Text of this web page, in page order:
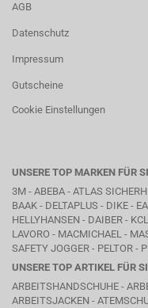
AGB
Datenschutz
Impressum
Gutscheine
Cookie Einstellungen
UNSERE TOP MARKEN FÜR
3M - ABEBA - ATLAS
BAAK - DELTAPLUS - DIKE -
HELLYHANSEN - DAIBER -
LAVORO - MACMICHAEL -
SAFETY JOGGER - PELTOR -
UNSERE TOP ARTIKEL FÜR
ARBEITSHANDSCHUHE -
ARBEITSJACKEN -